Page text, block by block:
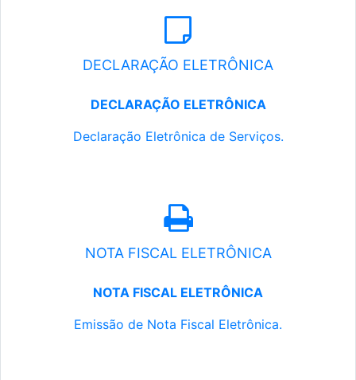
DECLARAÇÃO ELETRÔNICA
DECLARAÇÃO ELETRÔNICA
Declaração Eletrônica de Serviços.
NOTA FISCAL ELETRÔNICA
NOTA FISCAL ELETRÔNICA
Emissão de Nota Fiscal Eletrônica.